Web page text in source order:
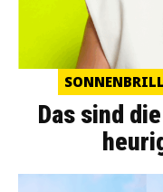
Das sind